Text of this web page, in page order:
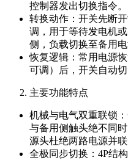
控制器发出切换指令。
转换动作：开关先断
调，用于等待发电机
侧，负载切换至备用电
恢复逻辑：常用电源
可调）后，开关自动
主要功能特点
机械与电气双重联锁
与备用侧触头绝不同
源头杜绝两路电源并联
全极同步切换：4P结